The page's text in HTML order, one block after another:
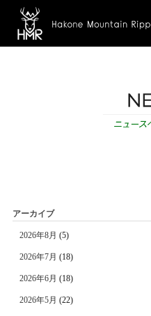
アーカイブ
2026年8月 (5)
2026年7月 (18)
2026年6月 (18)
2026年5月 (22)